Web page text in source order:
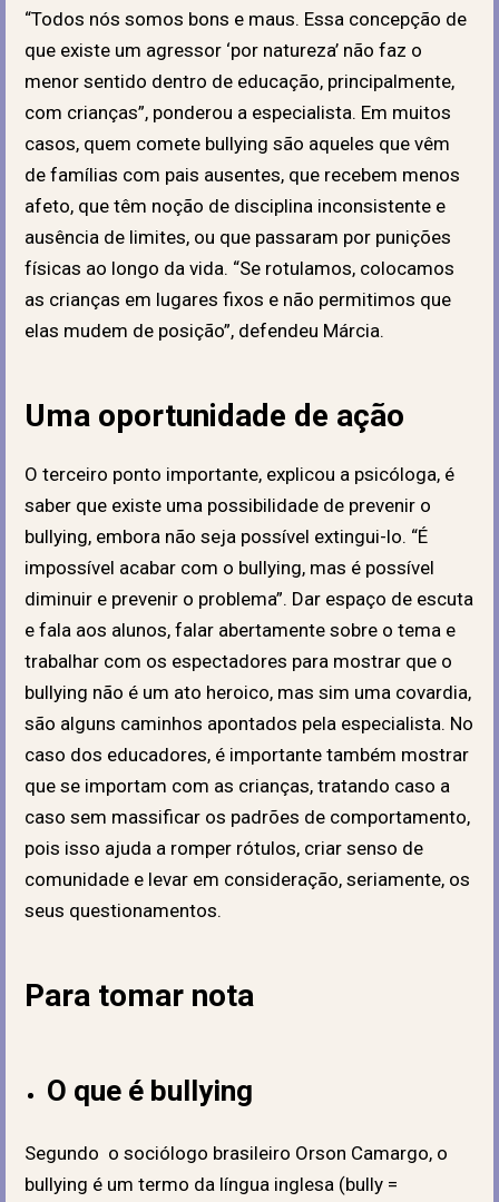
“Todos nós somos bons e maus. Essa concepção de
que existe um agressor ‘por natureza’ não faz o
menor sentido dentro de educação, principalmente,
com crianças”, ponderou a especialista. Em muitos
casos, quem comete bullying são aqueles que vêm
de famílias com pais ausentes, que recebem menos
afeto, que têm noção de disciplina inconsistente e
ausência de limites, ou que passaram por punições
físicas ao longo da vida. “Se rotulamos, colocamos
as crianças em lugares fixos e não permitimos que
elas mudem de posição”, defendeu Márcia.
Uma oportunidade de ação
O terceiro ponto importante, explicou a psicóloga, é
saber que existe uma possibilidade de prevenir o
bullying, embora não seja possível extingui-lo. “É
impossível acabar com o bullying, mas é possível
diminuir e prevenir o problema”. Dar espaço de escuta
e fala aos alunos, falar abertamente sobre o tema e
trabalhar com os espectadores para mostrar que o
bullying não é um ato heroico, mas sim uma covardia,
são alguns caminhos apontados pela especialista. No
caso dos educadores, é importante também mostrar
que se importam com as crianças, tratando caso a
caso sem massificar os padrões de comportamento,
pois isso ajuda a romper rótulos, criar senso de
comunidade e levar em consideração, seriamente, os
seus questionamentos.
Para tomar nota
O que é bullying
Segundo o sociólogo brasileiro Orson Camargo, o
bullying é um termo da língua inglesa (bully =